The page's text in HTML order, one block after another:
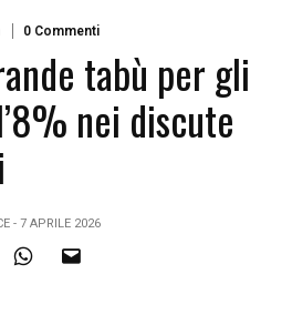
0 Commenti
tabù per gli
nei discute
- 7 APRILE 2026